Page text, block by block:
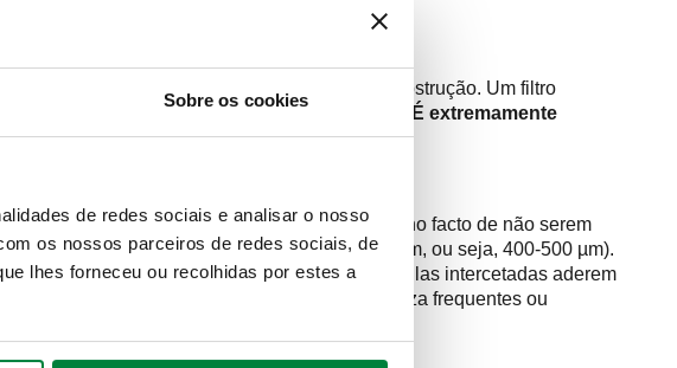
Sobre os cookies
de redes sociais e analisar o nosso
os nossos parceiros de redes sociais, de
lhes forneceu ou recolhidas por estes a
à medida que também aumenta o grau de obstrução. Um filtro
de carga (com filtro limpo) de 180 mm c.a..
É extremamente
malha. A limitação destes dispositivos reside no facto de não serem
em instalações de climatização 0,4-0,5 mm, ou seja, 400-500 µm).
Deve também considerar-se que as partículas intercetadas aderem
do filtro, o que requer intervenções de limpeza frequentes ou